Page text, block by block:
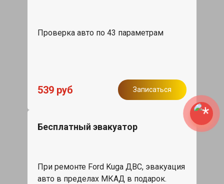
Проверка авто по 43 параметрам
539 руб Записаться
Бесплатный эвакуатор
При ремонте Ford Kuga ДВС, эвакуация
авто в пределах МКАД в подарок.